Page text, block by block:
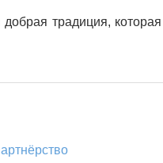
традиция, которая